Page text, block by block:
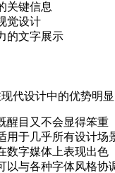
关键信息
觉设计
的文字展示
代设计中的优势明显
醒目又不会显得笨重
用于几乎所有设计场
数字媒体上表现出色
以与各种字体风格协